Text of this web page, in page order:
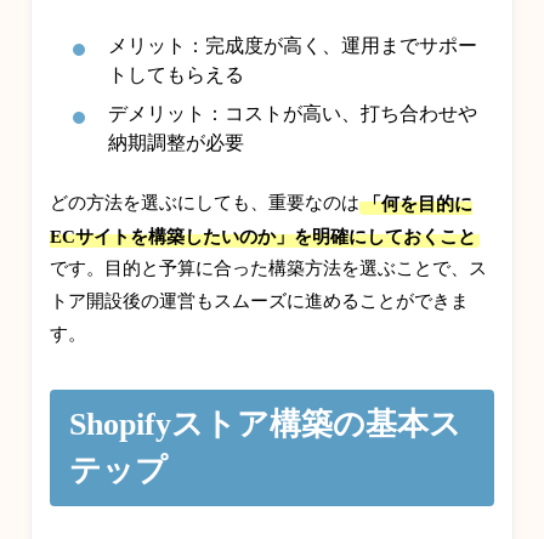
メリット：完成度が高く、運用までサポー
トしてもらえる
デメリット：コストが高い、打ち合わせや
納期調整が必要
どの方法を選ぶにしても、重要なのは 「何を目的に
ECサイトを構築したいのか」を明確にしておくこと
です。目的と予算に合った構築方法を選ぶことで、ス
トア開設後の運営もスムーズに進めることができま
す。
Shopifyストア構築の基本ス
テップ